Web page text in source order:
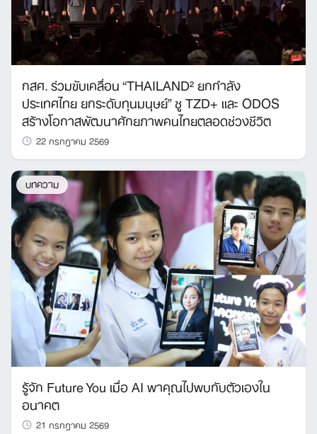
กสศ. ร่วมขับเคลื่อน “THAILAND² ยกกำลัง
ประเทศไทย ยกระดับทุนมนุษย์” ชู TZD+ และ ODOS
สร้างโอกาสพัฒนาศักยภาพคนไทยตลอดช่วงชีวิต
22 กรกฎาคม 2569
บทความ
รู้จัก Future You เมื่อ AI พาคุณไปพบกับตัวเองใน
อนาคต
21 กรกฎาคม 2569